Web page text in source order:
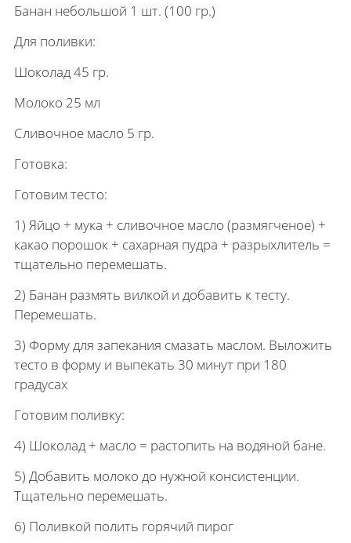
Банан небольшой 1 шт. (100 гр.)
Для поливки:
Шоколад 45 гр.
Молоко 25 мл
Сливочное масло 5 гр.
Готовка:
Готовим тесто:
1) Яйцо + мука + сливочное масло (размягченое) +
какао порошок + сахарная пудра + разрыхлитель =
тщательно перемешать.
2) Банан размять вилкой и добавить к тесту.
Перемешать.
3) Форму для запекания смазать маслом. Выложить
тесто в форму и выпекать 30 минут при 180
градусах
Готовим поливку:
4) Шоколад + масло = растопить на водяной бане.
5) Добавить молоко до нужной консистенции.
Тщательно перемешать.
6) Поливкой полить горячий пирог